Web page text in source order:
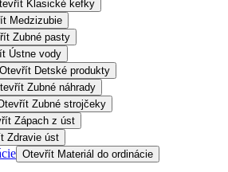
Klasické kefky
Medzizubie
Zubné pasty
Ústne vody
Otevřít Detské produkty
Zubné náhrady
Zubné strojčeky
Zápach z úst
Zdravie úst
Otevřít Materiál do ordinácie